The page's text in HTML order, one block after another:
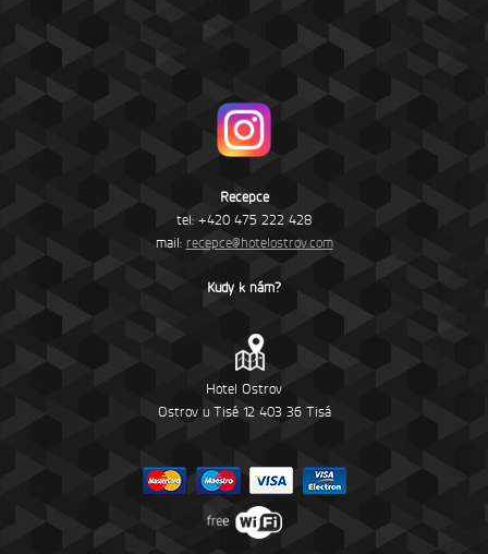
Recepce
tel: +420 475 222 428
mail: recepce@hotelostrov.com
Kudy k nám?
Hotel Ostrov
Ostrov u Tisé 12 403 36 Tisá